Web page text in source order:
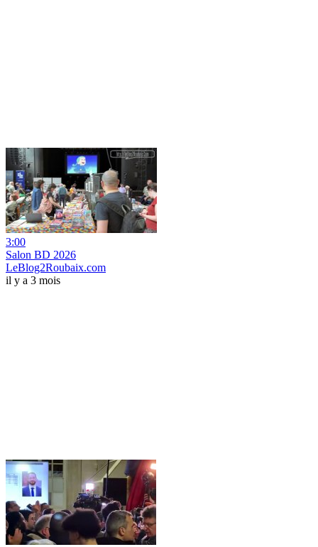
3:00
Salon BD 2026
LeBlog2Roubaix.com
il y a 3 mois